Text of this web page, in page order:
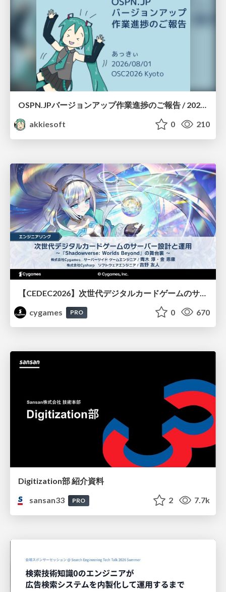
OSPN.JPバージョンアップ作業進捗のご報告 / 20260801-osc26kyoto
akkiesoft
0 210
cygames
PRO 0 670
Digitization部 紹介資料
sansan33
PRO 2 7.7k